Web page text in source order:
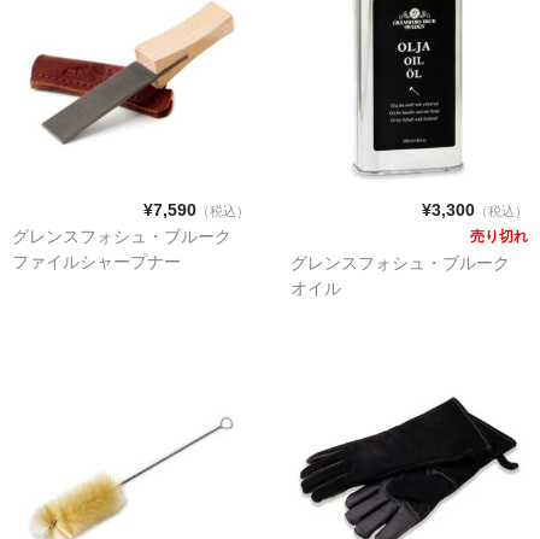
ハースラグ・ブランケット
着火剤
¥7,590（税込）
グレンスフォシュ・ブルーク
ファイルシャープナー
¥3,300（税込）
売り切れ
グレンスフォシュ・ブルーク
オイル